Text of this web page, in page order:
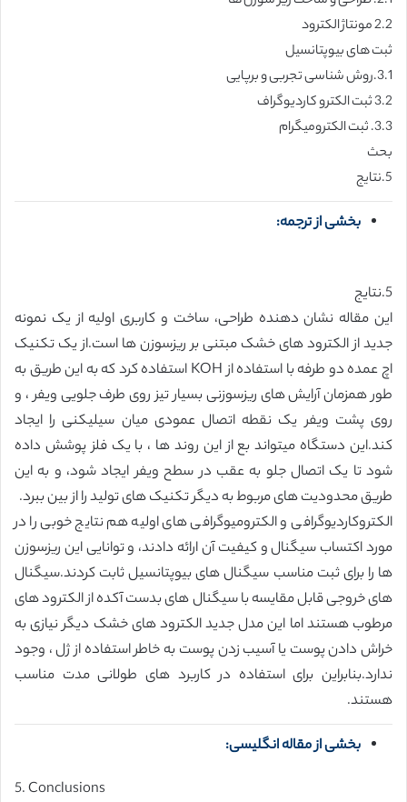
2.2 مونتاژ الکترود
ثبت های بیوپتانسیل
3.1.روش شناسی تجربی و برپایی
3.2 ثبت الکترو کاردیوگراف
3.3. ثبت الکترومیگرام
بحث
5.نتایج
بخشی از ترجمه:
5.نتایج
این مقاله نشان دهنده طراحی، ساخت و کاربری اولیه از یک نمونه
جدید از الکترود های خشک مبتنی بر ریزسوزن ها است.از یک تکنیک
اچ عمده دو طرفه با استفاده از KOH استفاده کرد که به این طریق به
طور همزمان آرایش های ریزسوزنی بسیار تیز روی طرف جلویی ویفر ، و
روی پشت ویفر یک نقطه اتصال عمودی میان سیلیکنی را ایجاد
کند.این دستگاه میتواند بع از این روند ها ، با یک فلز پوشش داده
شود تا یک اتصال جلو به عقب در سطح ویفر ایجاد شود، و به این
طریق محدودیت های مربوط به دیگر تکنیک های تولید را از بین ببرد.
الکتروکاردیوگرافی و الکترومیوگرافی های اولیه هم نتایج خوبی را در
مورد اکتساب سیگنال و کیفیت آن ارائه دادند، و توانایی این ریزسوزن
ها را برای ثبت مناسب سیگنال های بیوپتانسیل ثابت کردند.سیگنال
های خروجی قابل مقایسه با سیگنال های بدست آکده از الکترود های
مرطوب هستند اما این مدل جدید الکترود های خشک دیگر نیازی به
خراش دادن پوست یا آسیب زدن پوست به خاطر استفاده از ژل ، وجود
ندارد.بنابراین برای استفاده در کاربرد های طولانی مدت مناسب
هستند.
بخشی از مقاله انگلیسی:
5. Conclusions